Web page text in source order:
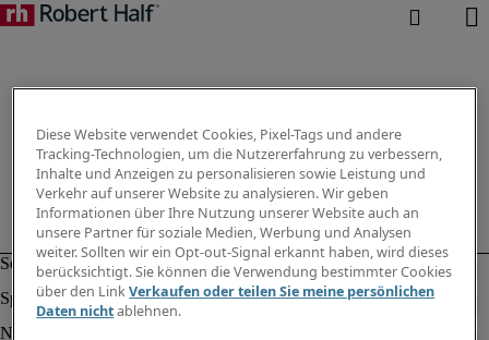
Diese Website verwendet Cookies, Pixel-Tags und andere
Tracking-Technologien, um die Nutzererfahrung zu verbessern,
Inhalte und Anzeigen zu personalisieren sowie Leistung und
Verkehr auf unserer Website zu analysieren. Wir geben
Informationen über Ihre Nutzung unserer Website auch an
unsere Partner für soziale Medien, Werbung und Analysen
weiter. Sollten wir ein Opt-out-Signal erkannt haben, wird dieses
berücksichtigt. Sie können die Verwendung bestimmter Cookies
über den LinkVerkaufen oder teilen Sie meine persönlichen
Daten nichtablehnen.